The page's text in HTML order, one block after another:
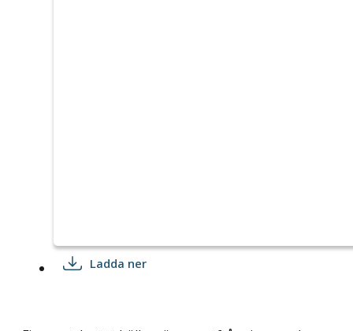
Ladda ner